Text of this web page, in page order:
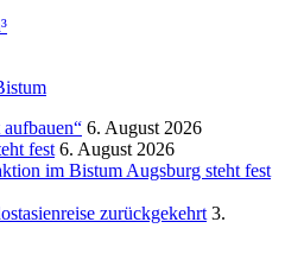
6. August 2026
fest 6. August 2026
im Bistum Augsburg steht fest
zurückgekehrt 3.